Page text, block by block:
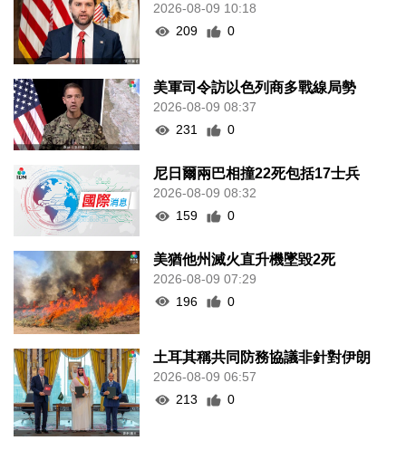
2026-08-09 10:18
209
0
美軍司令訪以色列商多戰線局勢
2026-08-09 08:37
231
0
尼日爾兩巴相撞22死包括17士兵
2026-08-09 08:32
159
0
美猶他州滅火直升機墜毀2死
2026-08-09 07:29
196
0
土耳其稱共同防務協議非針對伊朗
2026-08-09 06:57
213
0